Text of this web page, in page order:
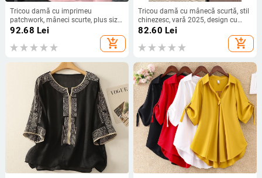
Tricou damă cu imprimeu
patchwork, mâneci scurte, plus size,
croială lejeră, vară 2025
92.68 Lei
add_shopping_cart
Tricou damă cu mânecă scurtă, stil
chinezesc, vară 2025, design cu
funda și bretele, croială Slim, top
82.60 Lei
add_shopping_cart